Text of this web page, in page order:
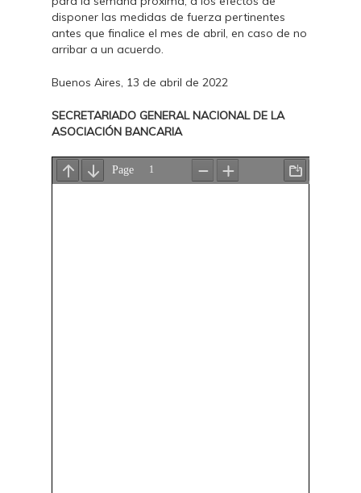
disponer las medidas de fuerza pertinentes
antes que finalice el mes de abril, en caso de no
arribar a un acuerdo.
Buenos Aires, 13 de abril de 2022
SECRETARIADO GENERAL NACIONAL DE LA
ASOCIACIÓN BANCARIA